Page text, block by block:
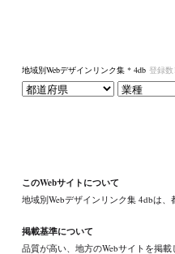
地域別Webデザインリンク集 * 4db 登録数
このWebサイトについて
地域別Webデザインリンク集 4dbは、
掲載基準について
品質が高い、地方のWebサイトを掲載